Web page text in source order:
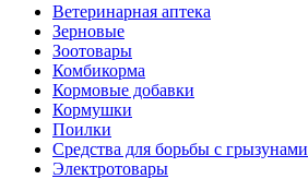
Ветеринарная аптека
Зерновые
Зоотовары
Комбикорма
Кормовые добавки
Кормушки
Поилки
Средства для борьбы с грызунами
Электротовары